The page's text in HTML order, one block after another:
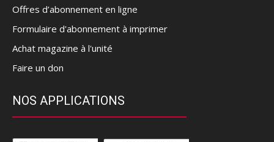
Offres d’abonnement en ligne
Formulaire d'abonnement à imprimer
Achat magazine à l'unité
Faire un don
NOS APPLICATIONS